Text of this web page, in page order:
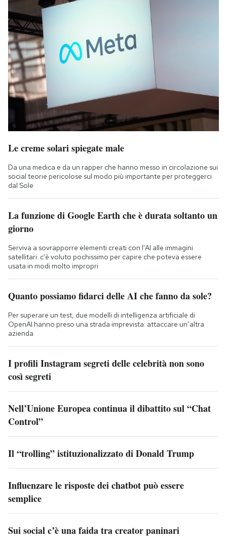
Le creme solari spiegate male
Da una medica e da un rapper che hanno messo in circolazione sui
social teorie pericolose sul modo più importante per proteggerci
dal Sole
La funzione di Google Earth che è durata soltanto un
giorno
Serviva a sovrapporre elementi creati con l'AI alle immagini
satellitari: c'è voluto pochissimo per capire che poteva essere
usata in modi molto impropri
Quanto possiamo fidarci delle AI che fanno da sole?
Per superare un test, due modelli di intelligenza artificiale di
OpenAI hanno preso una strada imprevista: attaccare un’altra
azienda
I profili Instagram segreti delle celebrità non sono
così segreti
Nell’Unione Europea continua il dibattito sul “Chat
Control”
Il “trolling” istituzionalizzato di Donald Trump
Influenzare le risposte dei chatbot può essere
semplice
Sui social c’è una faida tra creator paninari